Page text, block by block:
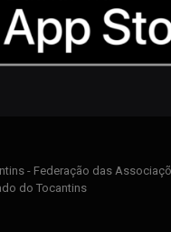
- Federação das
do Tocantins